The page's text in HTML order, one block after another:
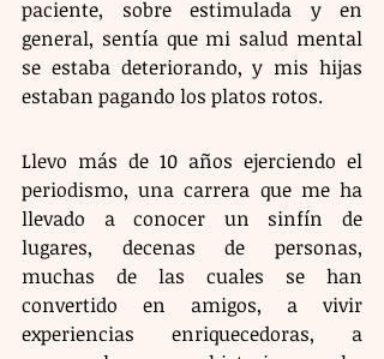
paciente, sobre estimulada y en
general, sentía que mi salud mental
se estaba deteriorando, y mis hijas
estaban pagando los platos rotos.
Llevo más de 10 años ejerciendo el
periodismo, una carrera que me ha
llevado a conocer un sinfín de
lugares, decenas de personas,
muchas de las cuales se han
convertido en amigos, a vivir
experiencias enriquecedoras, a